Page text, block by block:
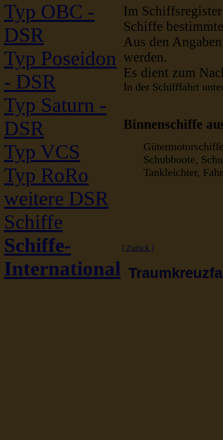
Typ OBC -
DSR
Typ Poseidon
- DSR
Typ Saturn -
DSR
Typ VCS
Typ RoRo
weitere DSR
Schiffe
Schiffe-
International
Im
Schiffe
Aus den
werden.
Es dient zum
In der Schifffahrt
Binnenschiffe
Schubboote,
Tankleichter,
[ Zurück ]